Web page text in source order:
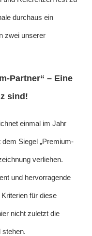
durchaus ein
zwei unserer
Partner“ – Eine
sind!
einmal im Jahr
Siegel „Premium-
verliehen.
und hervorragende
für diese
nicht zuletzt die
stehen.